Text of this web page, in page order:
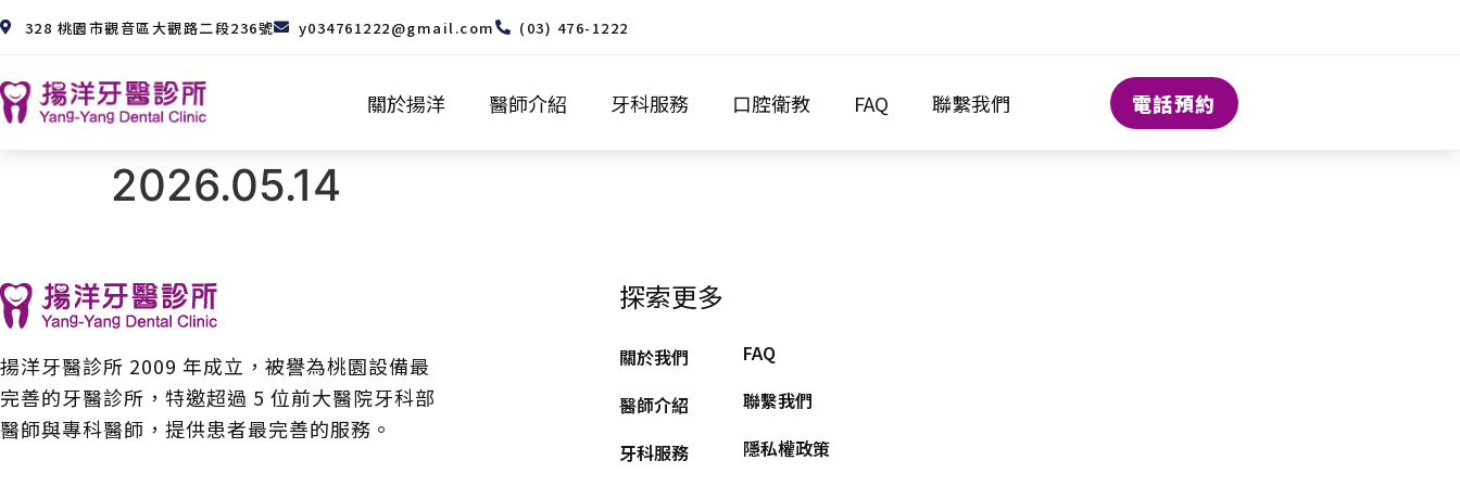
328 桃園市觀音區大觀路二段236號 y034761222@gmail.com (03) 476-1222
關於揚洋 醫師介紹 牙科服務 口腔衛教 FAQ 聯繫我們 電話預約
2026.05.14
揚洋牙醫診所 2009 年成立，被譽為桃園設備最
完善的牙醫診所，特邀超過 5 位前大醫院牙科部
醫師與專科醫師，提供患者最完善的服務。
探索更多
關於我們
醫師介紹
牙科服務
FAQ
聯繫我們
隱私權政策